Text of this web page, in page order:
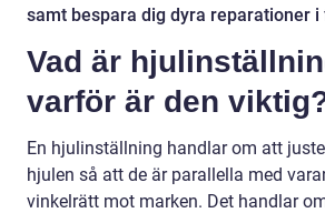
samt bespara dig dyra reparationer
Vad är
varför är den
En hjulinställning handlar om att
hjulen så att de är parallella med
vinkelrätt mot marken. Det handlar